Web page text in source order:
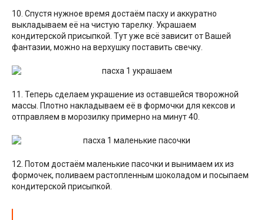
10. Спустя нужное время достаём пасху и аккуратно
выкладываем её на чистую тарелку. Украшаем
кондитерской присыпкой. Тут уже всё зависит от Вашей
фантазии, можно на верхушку поставить свечку.
11. Теперь сделаем украшение из оставшейся творожной
массы. Плотно накладываем её в формочки для кексов и
отправляем в морозилку примерно на минут 40.
12. Потом достаём маленькие пасочки и вынимаем их из
формочек, поливаем растопленным шоколадом и посыпаем
кондитерской присыпкой.